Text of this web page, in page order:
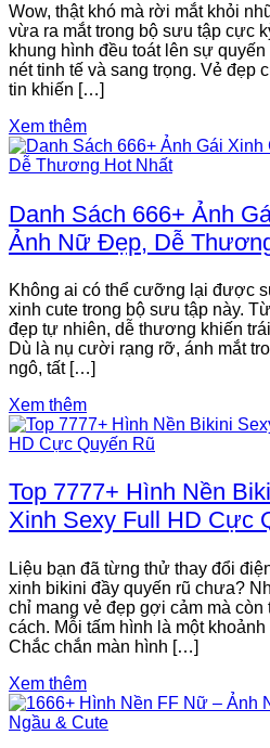
Wow, thật khó mà rời mắt khỏi
vừa ra mắt trong bộ sưu tập cực
khung hình đều toát lên sự
nét tinh tế và sang trọng. Vẻ đẹp
tin khiến […]
Xem thêm
Danh Sách 666+ Ảnh
Ảnh Nữ Đẹp, Dễ
Không ai có thể cưỡng lại được
xinh cute trong bộ sưu tập này.
đẹp tự nhiên, dễ thương khiến
Dù là nụ cười rạng rỡ, ánh mắt
ngô, tất […]
Xem thêm
Top 7777+ Hình Nền
Xinh Sexy Full HD Cực
Liệu bạn đã từng thử thay đổi
xinh bikini đầy quyến rũ chưa?
chỉ mang vẻ đẹp gợi cảm mà
cách. Mỗi tấm hình là một
Chắc chắn màn hình […]
Xem thêm